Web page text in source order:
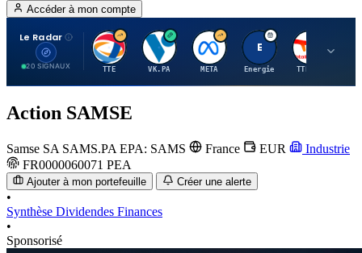
Accéder à mon compte
Le Radar
20 SIGNAUX
T
TTE
V
VK.PA
M
META
E
Energie
T
TTE.PA
Action SAMSE
Samse SA SAMS.PA EPA: SAMS France EUR
Industrie
FR0000060071 PEA
Ajouter à mon portefeuille Créer une alerte
•
Synthèse Dividendes Finances
•
Sponsorisé